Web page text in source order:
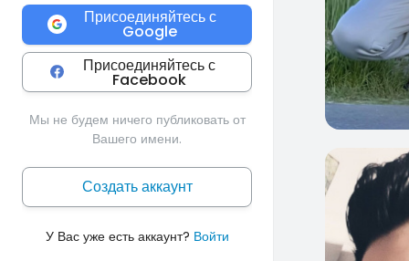
Присоединяйтесь с
Google
Присоединяйтесь с
Facebook
Мы не будем ничего публиковать от
Вашего имени.
Создать аккаунт
У Вас уже есть аккаунт? Войти
0